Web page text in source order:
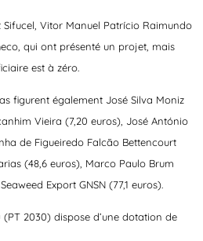
Vitor Manuel Patrício Raimundo
qui ont présenté un projet, mais
est à zéro.
figurent également José Silva Moniz
Vieira (7,20 euros), José António
de Figueiredo Falcão Bettencourt
(48,6 euros), Marco Paulo Brum
Export GNSN (77,1 euros).
2030) dispose d’une dotation de